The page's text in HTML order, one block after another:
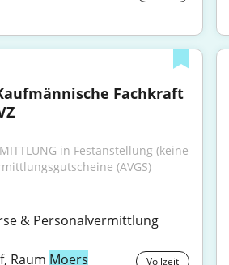
Fachkraft
in Festanstellung (keine
(AVGS)
& Personalvermittlung
Raum Moers Vollzeit